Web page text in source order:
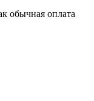
обычная оплата